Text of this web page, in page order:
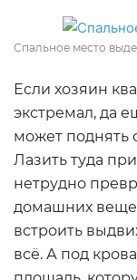
Спальное место
Если хозяин
экстремал, да
может поднять
Лазить туда
нетрудно
домашних
встроить
всё. А под